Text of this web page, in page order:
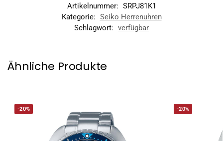
Artikelnummer: SRPJ81K1
Kategorie: Seiko Herrenuhren
Schlagwort: verfügbar
Ähnliche Produkte
-20% -20%